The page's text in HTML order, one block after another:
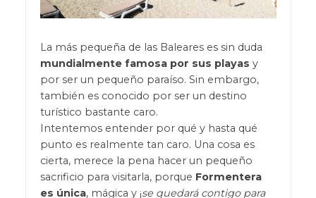
La más pequeña de las Baleares es sin duda
mundialmente famosa por sus playas y
por ser un pequeño paraíso. Sin embargo,
también es conocido por ser un destino
turístico bastante caro.
Intentemos entender por qué y hasta qué
punto es realmente tan caro. Una cosa es
cierta, merece la pena hacer un pequeño
sacrificio para visitarla, porque Formentera
es única, mágica y ¡se quedará contigo para